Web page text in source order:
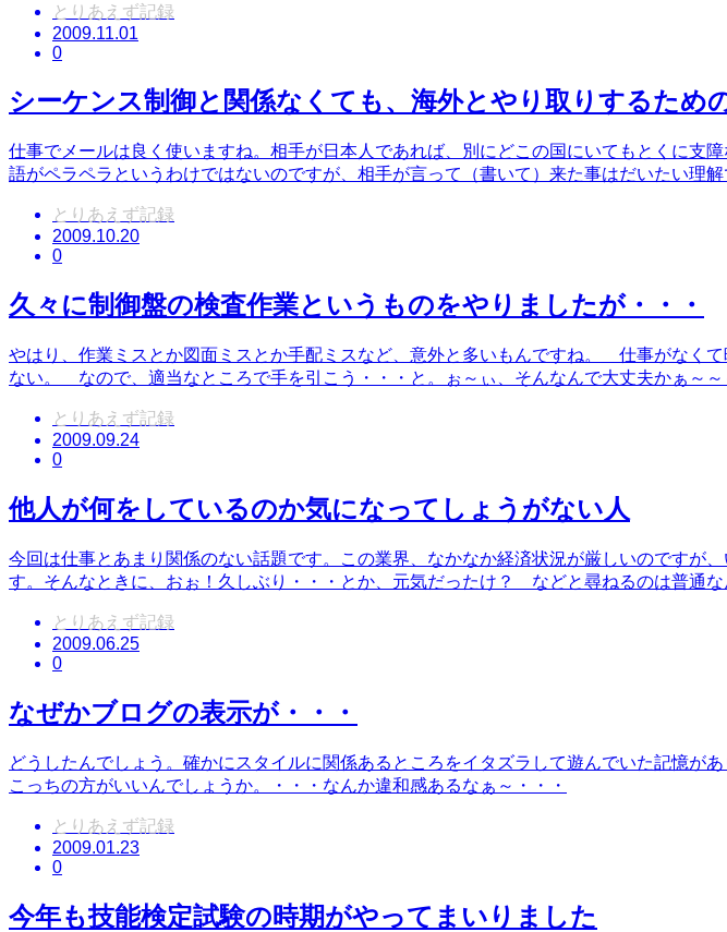
とりあえず記録
2009.11.01
0
シーケンス制御と関係なくても、海外とやり取りするため
仕事でメールは良く使いますね。相手が日本人であれば、別にどこの国にいてもとくに支
語がペラペラというわけではないのですが、相手が言って（書いて）来た事はだいたい理
とりあえず記録
2009.10.20
0
久々に制御盤の検査作業というものをやりましたが・・・
やはり、作業ミスとか図面ミスとか手配ミスなど、意外と多いもんですね。 仕事がなく
ない。 なので、適当なところで手を引こう・・・と。ぉ～ぃ、そんなんで大丈夫かぁ～
とりあえず記録
2009.09.24
0
他人が何をしているのか気になってしょうがない人
今回は仕事とあまり関係のない話題です。この業界、なかなか経済状況が厳しいのですが
す。そんなときに、おぉ！久しぶり・・・とか、元気だったけ？ などと尋ねるのは普通
とりあえず記録
2009.06.25
0
なぜかブログの表示が・・・
どうしたんでしょう。確かにスタイルに関係あるところをイタズラして遊んでいた記憶が
こっちの方がいいんでしょうか。・・・なんか違和感あるなぁ～・・・
とりあえず記録
2009.01.23
0
今年も技能検定試験の時期がやってまいりました